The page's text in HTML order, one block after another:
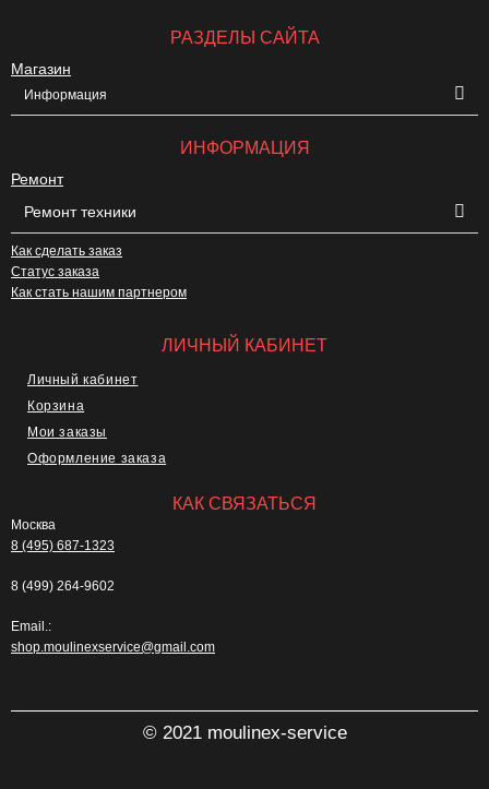
РАЗДЕЛЫ САЙТА
Магазин
Информация
ИНФОРМАЦИЯ
Ремонт
Ремонт техники
Как сделать заказ
Статус заказа
Как стать нашим партнером
ЛИЧНЫЙ КАБИНЕТ
Личный кабинет
Корзина
Мои заказы
Оформление заказа
КАК СВЯЗАТЬСЯ
Москва
8 (495) 687-1323
8 (499) 264-9602
Email.:
shop.moulinexservice@gmail.com
© 2021 moulinex-service